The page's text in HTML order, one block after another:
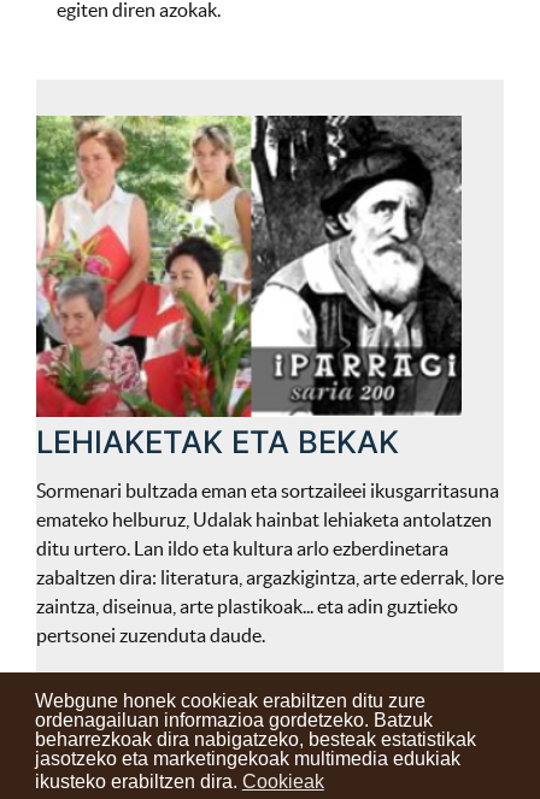
Webgune honek cookieak erabiltzen ditu zure
ordenagailuan informazioa gordetzeko. Batzuk
beharrezkoak dira nabigatzeko, besteak estatistikak
jasotzeko eta marketingekoak multimedia edukiak
ikusteko erabiltzen dira. Cookieak
egiten diren azokak.
LEHIAKETAK ETA BEKAK
Sormenari bultzada eman eta sortzaileei ikusgarritasuna
emateko helburuz, Udalak hainbat lehiaketa antolatzen
ditu urtero. Lan ildo eta kultura arlo ezberdinetara
zabaltzen dira: literatura, argazkigintza, arte ederrak, lore
zaintza, diseinua, arte plastikoak... eta adin guztieko
pertsonei zuzenduta daude.
Kontaktuak Erabilera baldintzak Lege oharra
Berriak
Zure iritzia